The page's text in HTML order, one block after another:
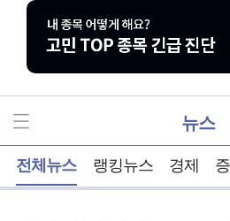
뉴스
전체뉴스 랭킹뉴스 경제